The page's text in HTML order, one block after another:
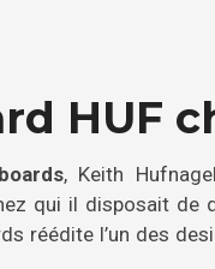
HUF
, Keith
qui il disposait de
réédite l’un des